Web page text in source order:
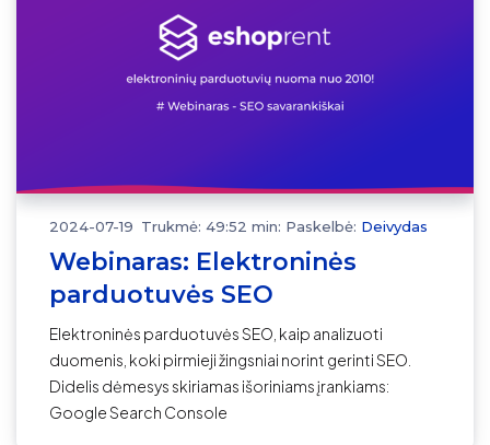
2024-07-19 Trukmė: 49:52 min: Paskelbė: Deivydas
Webinaras: Elektroninės
parduotuvės SEO
Elektroninės parduotuvės SEO, kaip analizuoti
duomenis, koki pirmieji žingsniai norint gerinti SEO.
Didelis dėmesys skiriamas išoriniams įrankiams:
Google Search Console